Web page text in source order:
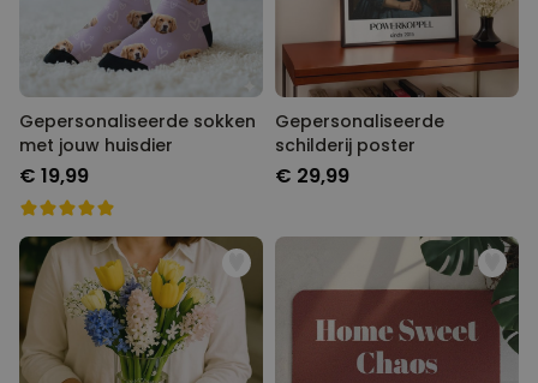
Gepersonaliseerde sokken
met jouw huisdier
€ 19,99
Gepersonaliseerde
schilderij poster
€ 29,99